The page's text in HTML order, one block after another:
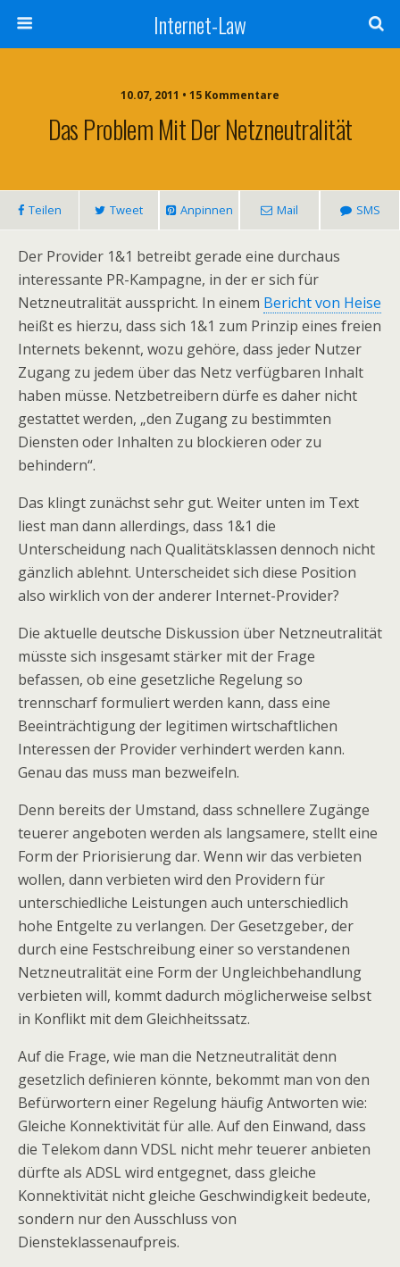
Internet-Law
10.07, 2011 • 15 Kommentare
Das Problem Mit Der Netzneutralität
Teilen Tweet Anpinnen Mail SMS
Der Provider 1&1 betreibt gerade eine durchaus
interessante PR-Kampagne, in der er sich für
Netzneutralität ausspricht. In einem Bericht von Heise
heißt es hierzu, dass sich 1&1 zum Prinzip eines freien
Internets bekennt, wozu gehöre, dass jeder Nutzer
Zugang zu jedem über das Netz verfügbaren Inhalt
haben müsse. Netzbetreibern dürfe es daher nicht
gestattet werden, „den Zugang zu bestimmten
Diensten oder Inhalten zu blockieren oder zu
behindern“.
Das klingt zunächst sehr gut. Weiter unten im Text
liest man dann allerdings, dass 1&1 die
Unterscheidung nach Qualitätsklassen dennoch nicht
gänzlich ablehnt. Unterscheidet sich diese Position
also wirklich von der anderer Internet-Provider?
Die aktuelle deutsche Diskussion über Netzneutralität
müsste sich insgesamt stärker mit der Frage
befassen, ob eine gesetzliche Regelung so
trennscharf formuliert werden kann, dass eine
Beeinträchtigung der legitimen wirtschaftlichen
Interessen der Provider verhindert werden kann.
Genau das muss man bezweifeln.
Denn bereits der Umstand, dass schnellere Zugänge
teuerer angeboten werden als langsamere, stellt eine
Form der Priorisierung dar. Wenn wir das verbieten
wollen, dann verbieten wird den Providern für
unterschiedliche Leistungen auch unterschiedlich
hohe Entgelte zu verlangen. Der Gesetzgeber, der
durch eine Festschreibung einer so verstandenen
Netzneutralität eine Form der Ungleichbehandlung
verbieten will, kommt dadurch möglicherweise selbst
in Konflikt mit dem Gleichheitssatz.
Auf die Frage, wie man die Netzneutralität denn
gesetzlich definieren könnte, bekommt man von den
Befürwortern einer Regelung häufig Antworten wie:
Gleiche Konnektivität für alle. Auf den Einwand, dass
die Telekom dann VDSL nicht mehr teuerer anbieten
dürfte als ADSL wird entgegnet, dass gleiche
Konnektivität nicht gleiche Geschwindigkeit bedeute,
sondern nur den Ausschluss von
Diensteklassenaufpreis.